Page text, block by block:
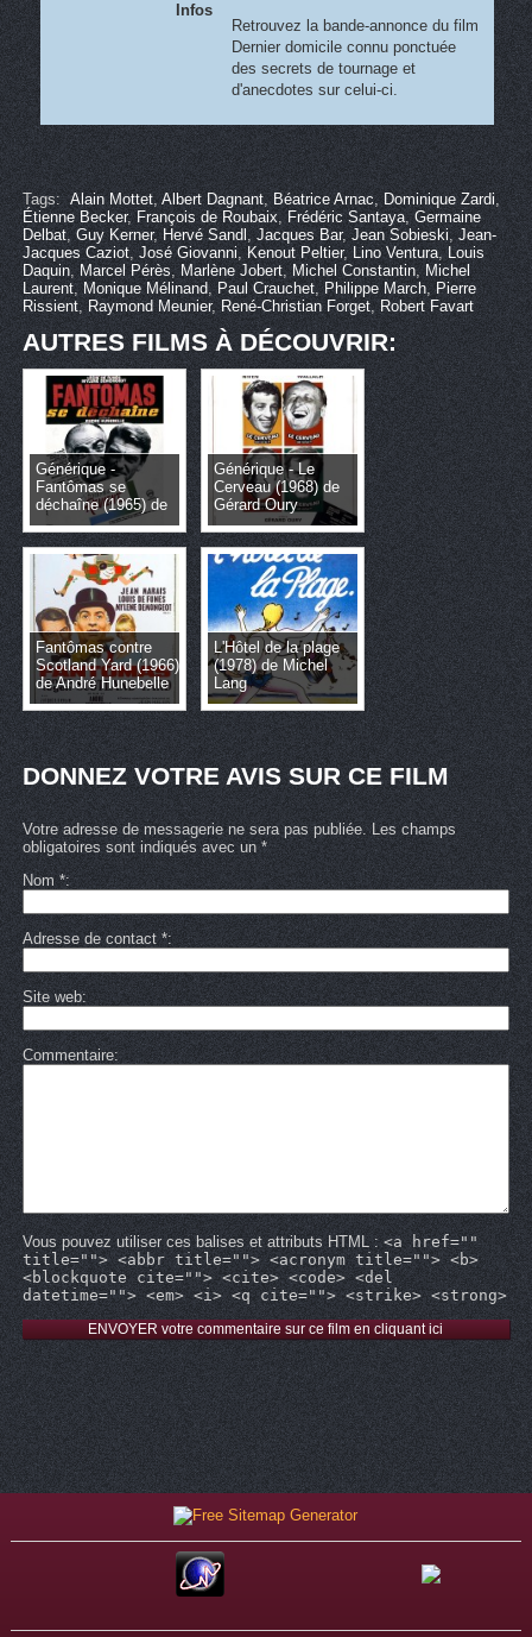
Infos
Retrouvez la bande-annonce du film
Dernier domicile connu ponctuée
des secrets de tournage et
d'anecdotes sur celui-ci.
Tags:Alain Mottet, Albert Dagnant, Béatrice Arnac, Dominique Zardi,
Étienne Becker,François de Roubaix, Frédéric Santaya,Germaine
Delbat,Guy Kerner, Hervé Sandl ,Jacques Bar,Jean Sobieski, Jean-
Jacques Caziot, José Giovanni , Kenout Peltier, Lino Ventura, Louis
Daquin,Marcel Pérès,Marlène Jobert,Michel Constantin, Michel
Laurent, Monique Mélinand, Paul Crauchet,Philippe March,Pierre
Rissient, Raymond Meunier,René-Christian Forget,Robert Favart
AUTRES FILMS À DÉCOUVRIR:
Générique -
Fantômas se
déchaîne (1965) de
André Hunebelle
Générique - Le
Cerveau (1968) de
Gérard Oury
Fantômas contre
Scotland Yard (1966)
de André Hunebelle
L'Hôtel de la plage
(1978) de Michel
Lang
DONNEZ VOTRE AVIS SUR CE FILM
Votre adresse de messagerie ne sera pas publiée. Les champs
obligatoires sont indiqués avec un *
Nom *
Adresse de contact *
Site web
Commentaire
Vous pouvez utiliser ces balises et attributs HTML : <a href=""
title=""> <abbr title=""> <acronym title=""> <b>
<blockquote cite=""> <cite> <code> <del
datetime=""> <em> <i> <q cite=""> <strike> <strong>